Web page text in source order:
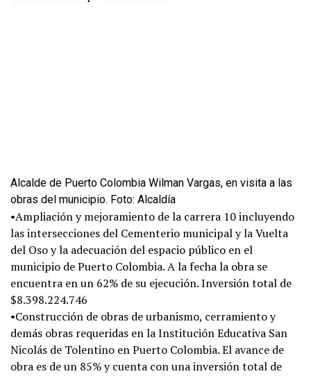
Alcalde de Puerto Colombia Wilman Vargas, en visita a las
obras del municipio. Foto: Alcaldía
•Ampliación y mejoramiento de la carrera 10 incluyendo
las intersecciones del Cementerio municipal y la Vuelta
del Oso y la adecuación del espacio público en el
municipio de Puerto Colombia. A la fecha la obra se
encuentra en un 62% de su ejecución. Inversión total de
$8.398.224.746
•Construcción de obras de urbanismo, cerramiento y
demás obras requeridas en la Institución Educativa San
Nicolás de Tolentino en Puerto Colombia. El avance de
obra es de un 85% y cuenta con una inversión total de